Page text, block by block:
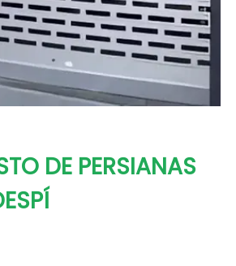
DE PERSIANAS